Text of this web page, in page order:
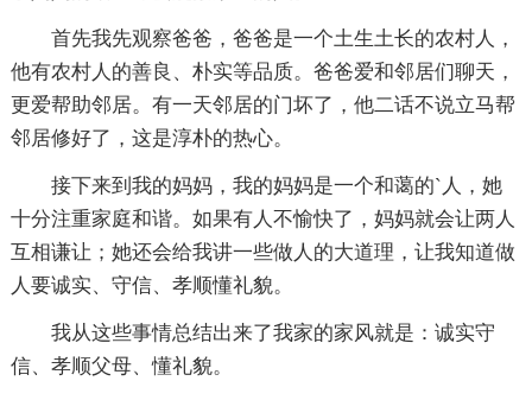
首先我先观察爸爸，爸爸是一个土生土长的农村人，
他有农村人的善良、朴实等品质。爸爸爱和邻居们聊天，
更爱帮助邻居。有一天邻居的门坏了，他二话不说立马帮
邻居修好了，这是淳朴的热心。
接下来到我的妈妈，我的妈妈是一个和蔼的`人，她
十分注重家庭和谐。如果有人不愉快了，妈妈就会让两人
互相谦让；她还会给我讲一些做人的大道理，让我知道做
人要诚实、守信、孝顺懂礼貌。
我从这些事情总结出来了我家的家风就是：诚实守
信、孝顺父母、懂礼貌。